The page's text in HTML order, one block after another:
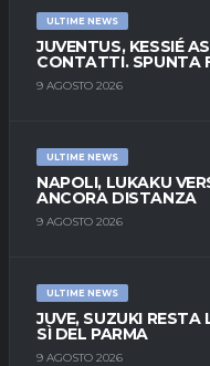
ULTIME NEWS
JUVENTUS, KESSIÉ
CONTATTI. SPUNTA
9 AGOSTO 2026
ULTIME NEWS
NAPOLI, LUKAKU
ANCORA DISTANZA
9 AGOSTO 2026
ULTIME NEWS
JUVE, SUZUKI RESTA
SÌ DEL PARMA
9 AGOSTO 2026